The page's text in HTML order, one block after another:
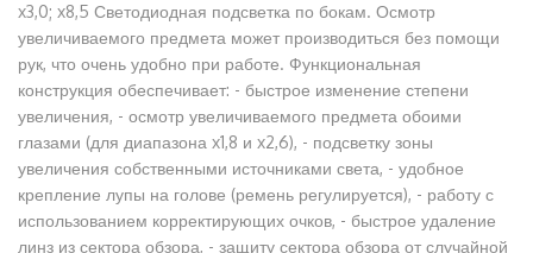
x3,0; x8,5 Светодиодная подсветка по бокам. Осмотр
увеличиваемого предмета может производиться без помощи
рук, что очень удобно при работе. Функциональная
конструкция обеспечивает: - быстрое изменение степени
увеличения, - осмотр увеличиваемого предмета обоими
глазами (для диапазона x1,8 и x2,6), - подсветку зоны
увеличения собственными источниками света, - удобное
крепление лупы на голове (ремень регулируется), - работу с
использованием корректирующих очков, - быстрое удаление
линз из сектора обзора, - защиту сектора обзора от случайной